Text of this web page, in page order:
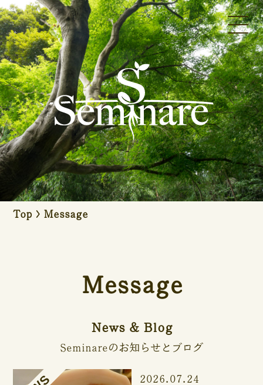
Top > Message
Message
News & Blog
Seminareのお知らせとブログ
2026.07.24